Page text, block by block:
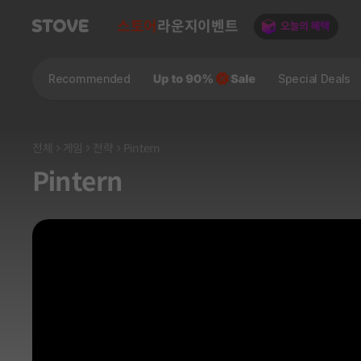
스토어 라운지 이벤트
Recommended Special Deals
전체 게임 전략 Pintern
Pintern